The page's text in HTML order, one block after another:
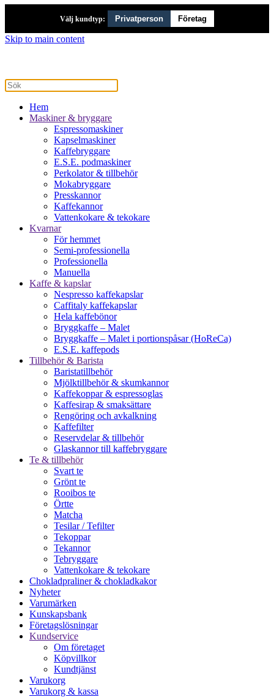
Välj kundtyp: Privatperson Företag
Skip to main content
Hem
Maskiner & bryggare
Espressomaskiner
Kapselmaskiner
Kaffebryggare
E.S.E. podmaskiner
Perkolator & tillbehör
Mokabryggare
Presskannor
Kaffekannor
Vattenkokare & tekokare
Kvarnar
För hemmet
Semi-professionella
Professionella
Manuella
Kaffe & kapslar
Nespresso kaffekapslar
Caffitaly kaffekapslar
Hela kaffebönor
Bryggkaffe – Malet
Bryggkaffe – Malet i portionspåsar (HoReCa)
E.S.E. kaffepods
Tillbehör & Barista
Baristatillbehör
Mjölktillbehör & skumkannor
Kaffekoppar & espressoglas
Kaffesirap & smaksättare
Rengöring och avkalkning
Kaffefilter
Reservdelar & tillbehör
Glaskannor till kaffebryggare
Te & tillbehör
Svart te
Grönt te
Rooibos te
Örtte
Matcha
Tesilar / Tefilter
Tekoppar
Tekannor
Tebryggare
Vattenkokare & tekokare
Chokladpraliner & chokladkakor
Nyheter
Varumärken
Kunskapsbank
Företagslösningar
Kundservice
Om företaget
Köpvillkor
Kundtjänst
Varukorg
Varukorg & kassa